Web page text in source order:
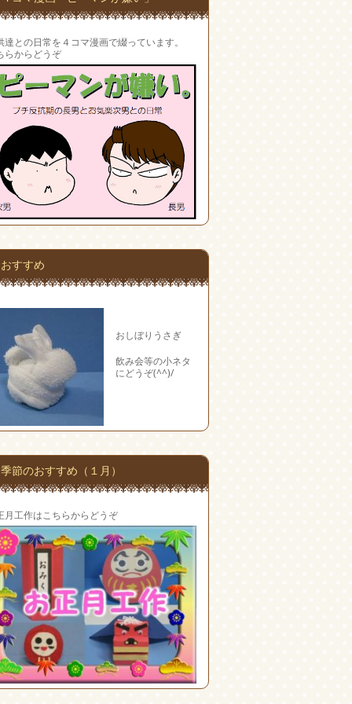
達との日常を４コマ漫画で綴っています。
らからどうぞ
おすすめ
おしぼりうさぎ
飲み会等の小ネタ
にどうぞ(^^)/
季節のおすすめ（１月）
月工作はこちらからどうぞ